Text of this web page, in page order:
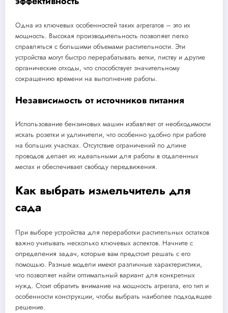
Одна из ключевых особенностей таких агрегатов – это их
мощность. Высокая производительность позволяет легко
справляться с большими объемами растительности. Эти
устройства могут быстро перерабатывать ветки, листву и другие
органические отходы, что способствует значительному
сокращению времени на выполнение работы.
Независимость от источников питания
Использование бензиновых машин избавляет от необходимости
искать розетки и удлинители, что особенно удобно при работе
на больших участках. Отсутствие ограничений по длине
проводов делает их идеальными для работы в отдаленных
местах и обеспечивает свободу передвижения.
Как выбрать измельчитель для
сада
При выборе устройства для переработки растительных остатков
важно учитывать несколько ключевых аспектов. Начните с
определения задач, которые вам предстоит решать с его
помощью. Разные модели имеют различные характеристики,
что позволяет найти оптимальный вариант для конкретных
нужд. Стоит обратить внимание на мощность агрегата, его тип и
особенности конструкции, чтобы выбрать наиболее подходящее
решение.